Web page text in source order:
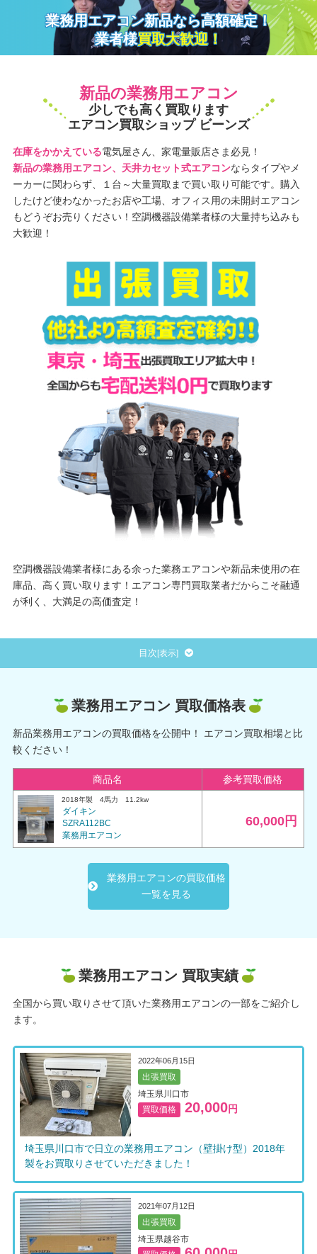
業務用エアコン新品なら高額確定！
業者様買取大歓迎！
新品の業務用エアコン
少しでも高く買取ります
エアコン買取ショップ ビーンズ
在庫をかかえている電気屋さん、家電量販店さま必見！
新品の業務用エアコン、天井カセット式エアコンならタイプやメ
ーカーに関わらず、１台～大量買取まで買い取り可能です。購入
したけど使わなかったお店や工場、オフィス用の未開封エアコン
もどうぞお売りください！空調機器設備業者様の大量持ち込みも
大歓迎！
空調機器設備業者様にある余った業務エアコンや新品未使用の在
庫品、高く買い取ります！エアコン専門買取業者だからこそ融通
が利く、大満足の高価査定！
目次 [表示]
業務用エアコン 買取価格表
新品業務用エアコンの買取価格を公開中！ エアコン買取相場と比
較ください！
商品名 参考買取価格
ダイキン
SZRA112BC
業務用エアコン
2018年製 4馬力 11.2kw
60,000円
業務用エアコンの買取価格
一覧を見る
業務用エアコン 買取実績
全国から買い取りさせて頂いた業務用エアコンの一部をご紹介し
ます。
2022年06月15日
出張買取
埼玉県川口市
買取価格
20,000円
埼玉県川口市で日立の業務用エアコン（壁掛け型）2018年
製をお買取りさせていただきました！
2021年07月12日
出張買取
埼玉県越谷市